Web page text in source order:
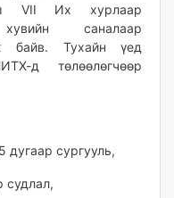
VII Их хурлаар
саналаар
байв. Тухайн үед
д төлөөлөгчөөр
сургууль,
судлал,